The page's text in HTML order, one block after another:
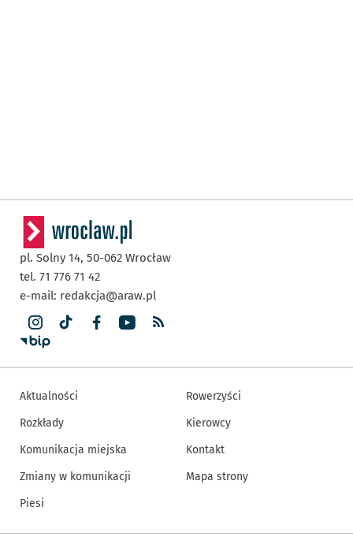
pl. Solny 14, 50-062 Wrocław
tel. 71 776 71 42
e-mail: redakcja@araw.pl
Aktualności
Rozkłady
Komunikacja miejska
Zmiany w komunikacji
Piesi
Rowerzyści
Kierowcy
Kontakt
Mapa strony